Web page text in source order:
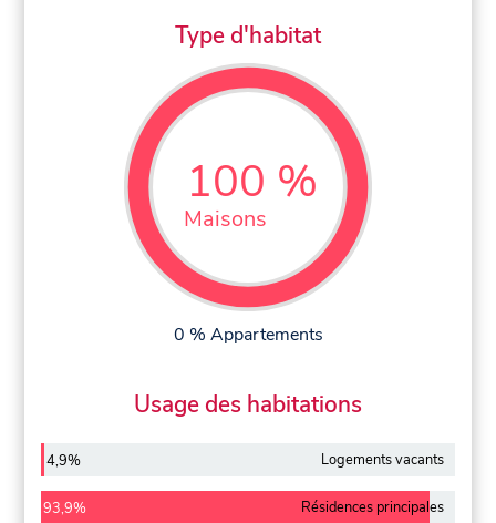
Type d'habitat
100 %
Maisons
0 % Appartements
Usage des habitations
4,9% Logements vacants
93,9% Résidences principales